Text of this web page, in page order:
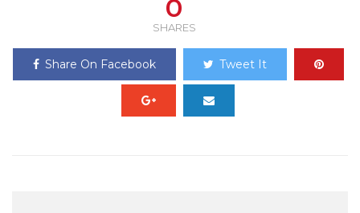
0
SHARES
Share On Facebook Tweet It